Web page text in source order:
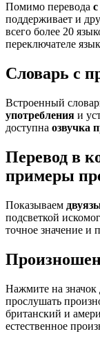
Помимо перевода
поддерживает и
всего более 20
переключателе
Словарь с
Встроенный
употребления и
доступна озвучка
Перевод в
примеры
Показываем
подсветкой
точное значение и
Нажмите на
прослушать
британский и
естественное